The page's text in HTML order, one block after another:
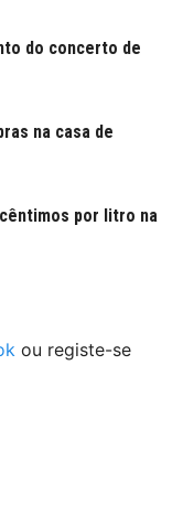
do concerto de
na casa de
por litro na
ou registe-se